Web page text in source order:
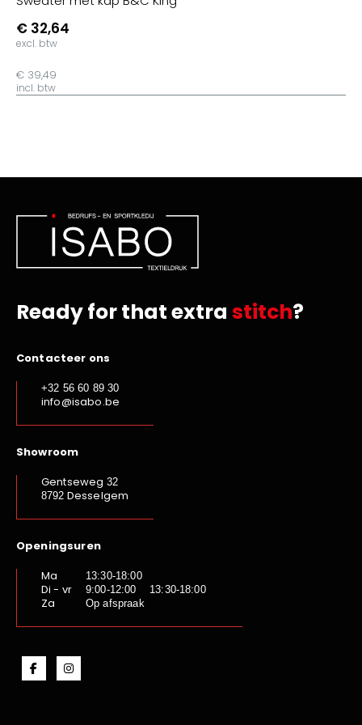
€ 32,64
excl. btw
€ 39,49
incl. btw
Ready for that extra stitch?
Contacteer ons
+32 56 60 89 30
info@isabo.be
Showroom
Gentseweg 32
8792 Desselgem
Openingsuren
Ma
13:30-18:00
Di - vr 9:00-12:00 13:30-18:00
Za Op afspraak